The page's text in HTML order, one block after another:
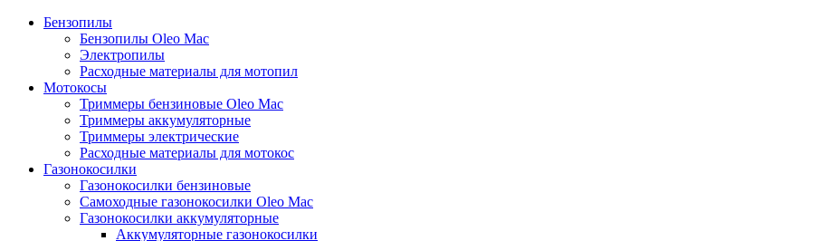
Бензопилы
Бензопилы Oleo Mac
Электропилы
Расходные материалы для мотопил
Мотокосы
Триммеры бензиновые Oleo Mac
Триммеры аккумуляторные
Триммеры электрические
Расходные материалы для мотокос
Газонокосилки
Газонокосилки бензиновые
Самоходные газонокосилки Oleo Mac
Газонокосилки аккумуляторные
Аккумуляторные газонокосилки